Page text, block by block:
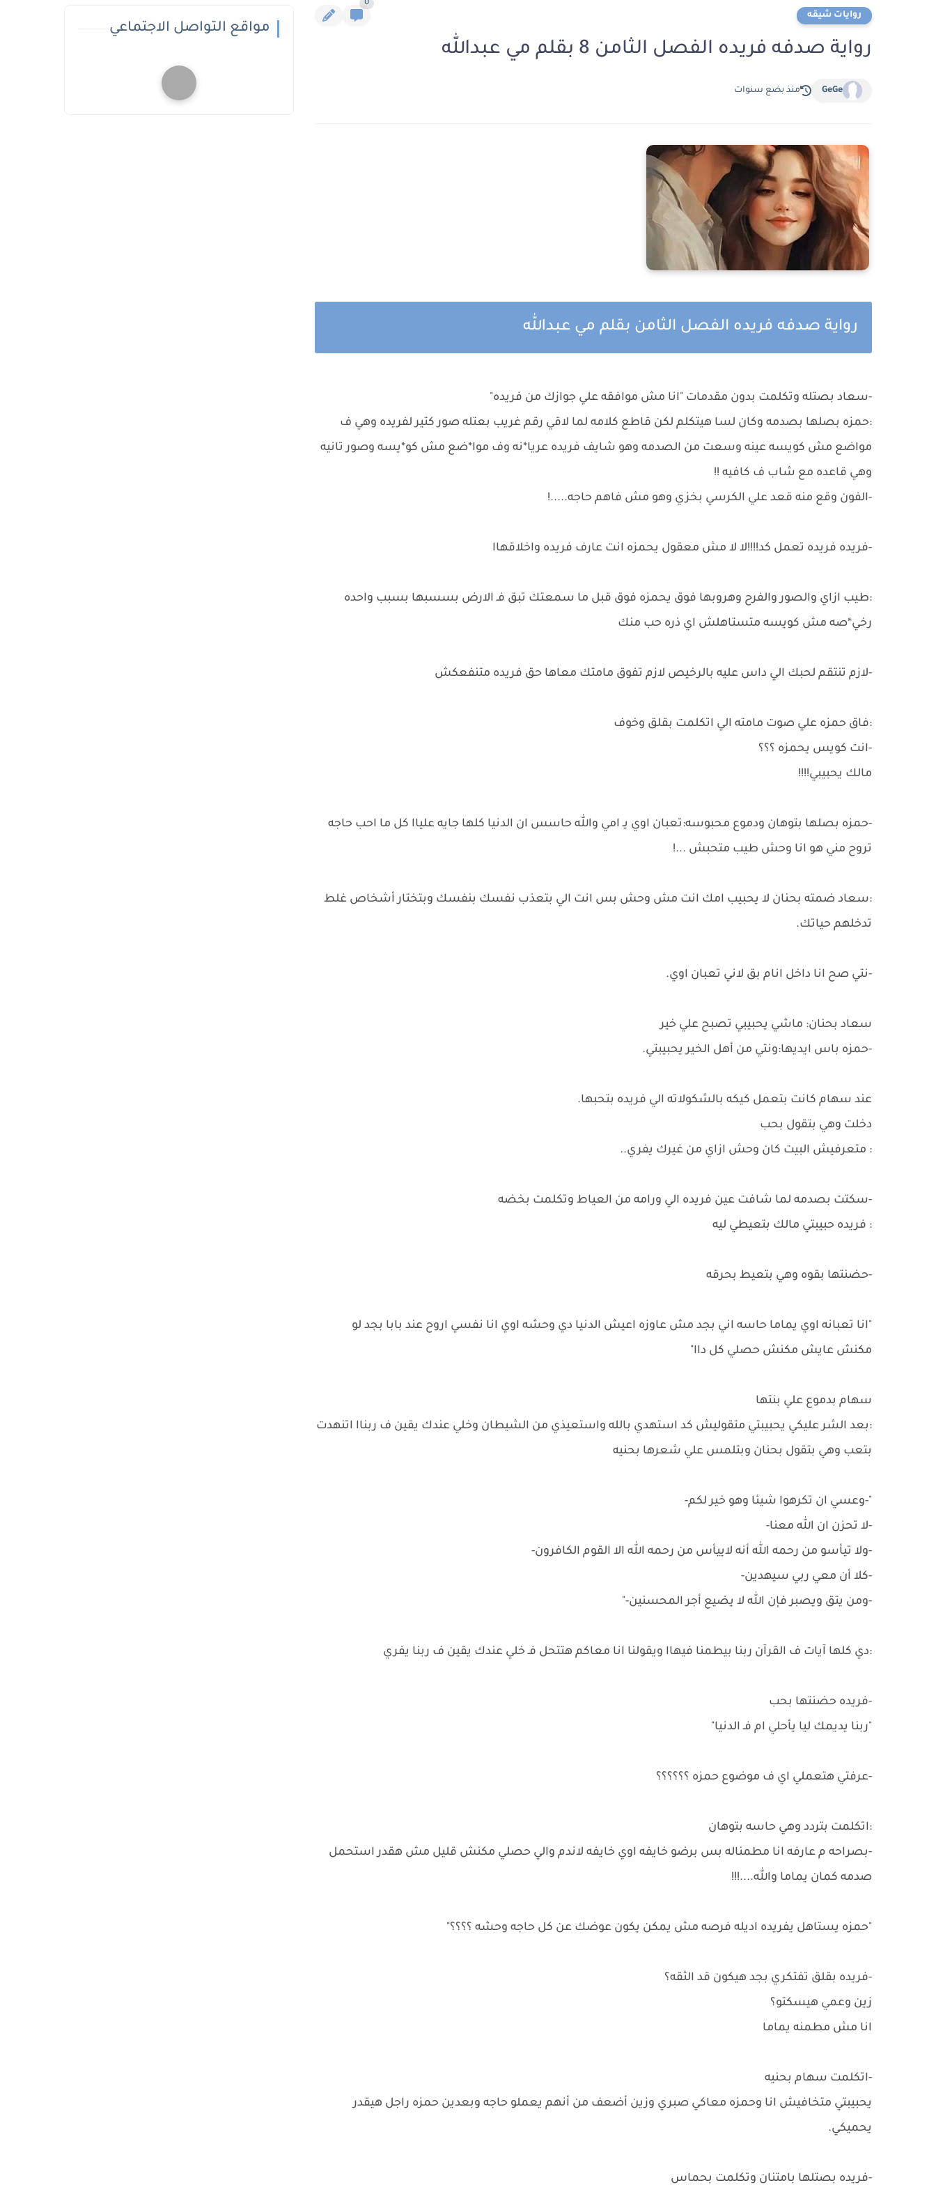
روايات شيقه
0
رواية صدفه فريده الفصل الثامن 8 بقلم مي عبدالله
GeGe منذ بضع سنوات
رواية صدفه فريده الفصل الثامن بقلم مي عبدالله
-سعاد بصتله وتكلمت بدون مقدمات "انا مش موافقه علي جوازك من فريده"
:حمزه بصلها بصدمه وكان لسا هيتكلم لكن قاطع كلامه لما لاقي رقم غريب بعتله صور كتير لفريده وهي ف
مواضع مش كويسه عينه وسعت من الصدمه وهو شايف فريده عريا*نه وف موا*ضع مش كو*يسه وصور تانيه
وهي قاعده مع شاب ف كافيه !!
-الفون وقع منه قعد علي الكرسي بخزي وهو مش فاهم حاجه.....!
-فريده فريده تعمل كد!!!!لا لا مش معقول يحمزه انت عارف فريده واخلاقهاا
:طيب ازاي والصور والفرح وهروبها فوق يحمزه فوق قبل ما سمعتك تبق فـ الارض بسسبها بسبب واحده
رخي*صه مش كويسه متستاهلش اي ذره حب منك
-لازم تنتقم لحبك الي داس عليه بالرخيص لازم تفوق مامتك معاها حق فريده متنفعكش
:فاق حمزه علي صوت مامته الي اتكلمت بقلق وخوف
-انت كويس يحمزه ؟؟؟
مالك يحبيبي!!!!
-حمزه بصلها بتوهان ودموع محبوسه:تعبان اوي يـ امي والله حاسس ان الدنيا كلها جايه علياا كل ما احب حاجه
تروح مني هو انا وحش طيب متحبش ...!
:سعاد ضمته بحنان لا يحبيب امك انت مش وحش بس انت الي بتعذب نفسك بنفسك وبتختار أشخاص غلط
تدخلهم حياتك.
-نتي صح انا داخل انام بق لاني تعبان اوي.
سعاد بحنان: ماشي يحبيبي تصبح علي خير
-حمزه باس ايديها:ونتي من أهل الخير يحبيبتي.
عند سهام كانت بتعمل كيكه بالشكولاته الي فريده بتحبها.
دخلت وهي بتقول بحب
: متعرفيش البيت كان وحش ازاي من غيرك يفري..
-سكتت بصدمه لما شافت عين فريده الي ورامه من العياط وتكلمت بخضه
: فريده حبيبتي مالك بتعيطي ليه
-حضنتها بقوه وهي بتعيط بحرقه
"انا تعبانه اوي يماما حاسه اني بجد مش عاوزه اعيش الدنيا دي وحشه اوي انا نفسي اروح عند بابا بجد لو
مكنش عايش مكنش حصلي كل داا"
سهام بدموع علي بنتها
:بعد الشر عليكي يحبيبتي متقوليش كد استهدي بالله واستعيذي من الشيطان وخلي عندك يقين ف ربناا اتنهدت
بتعب وهي بتقول بحنان وبتلمس علي شعرها بحنيه
"-وعسي ان تكرهوا شيئا وهو خير لكم-
-لا تحزن ان الله معنا-
-ولا تيأسو من رحمه الله أنه لاييأس من رحمه الله الا القوم الكافرون-
-كلا أن معي ربي سيهدين-
-ومن يتق ويصبر فإن الله لا يضيع أجر المحسنين-"
:دي كلها آيات ف القرآن ربنا بيطمنا فيهاا ويقولنا انا معاكم هتتحل فـ خلي عندك يقين ف ربنا يفري
-فريده حضنتها بحب
"ربنا يديمك ليا يأحلي ام فـ الدنيا"
-عرفتي هتعملي اي ف موضوع حمزه ؟؟؟؟؟؟
:اتكلمت بتردد وهي حاسه بتوهان
-بصراحه م عارفه انا مطمناله بس برضو خايفه اوي خايفه لاندم والي حصلي مكنش قليل مش هقدر استحمل
صدمه كمان يماما والله....!!!
"حمزه يستاهل يفريده اديله فرصه مش يمكن يكون عوضك عن كل حاجه وحشه ؟؟؟؟"
-فريده بقلق تفتكري بجد هيكون قد الثقه؟
زين وعمي هيسكتو؟
انا مش مطمنه يماما
-اتكلمت سهام بحنيه
يحبيبتي متخافيش انا وحمزه معاكي صبري وزين أضعف من أنهم يعملو حاجه وبعدين حمزه راجل هيقدر
يحميكي.
-فريده بصتلها بامتنان وتكلمت بحماس
مواقع التواصل الاجتماعي